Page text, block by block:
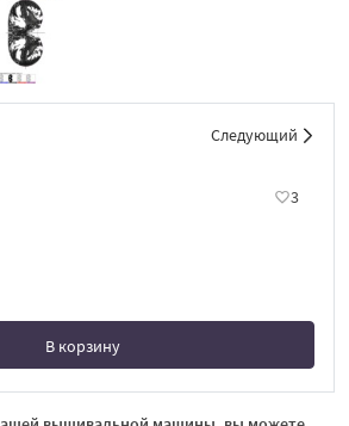
Следующий
3
В корзину
В корзине